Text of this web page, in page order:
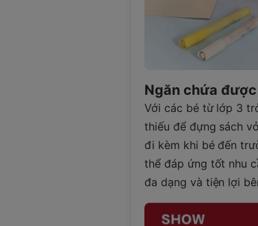
Ngăn chứa
Với các bé từ lớp 3
thiếu để đựng sách
đi kèm khi bé đến
thể đáp ứng tốt nhu
đa dạng và tiện lợi